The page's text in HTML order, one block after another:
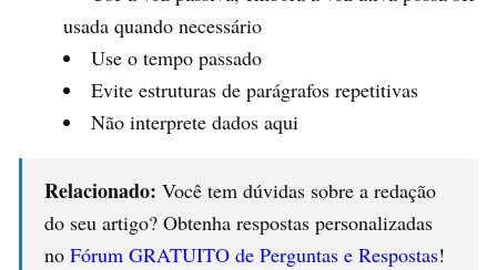
usada quando necessário
Use o tempo passado
Evite estruturas de parágrafos repetitivas
Não interprete dados aqui
Relacionado: Você tem dúvidas sobre a redação
do seu artigo? Obtenha respostas personalizadas
no Fórum GRATUITO de Perguntas e Respostas!